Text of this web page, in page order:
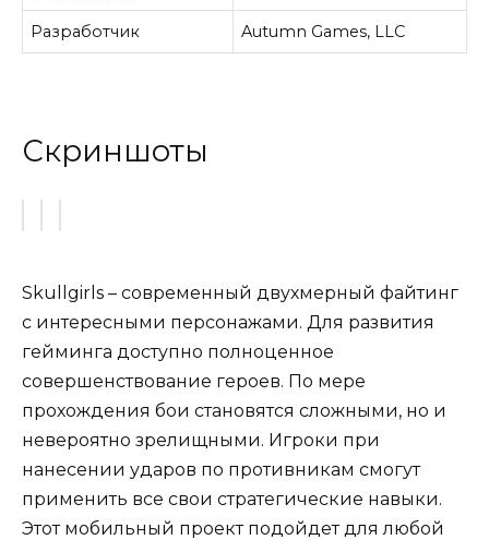
Разработчик Autumn Games, LLC
Скриншоты
Skullgirls – современный двухмерный файтинг
с интересными персонажами. Для развития
гейминга доступно полноценное
совершенствование героев. По мере
прохождения бои становятся сложными, но и
невероятно зрелищными. Игроки при
нанесении ударов по противникам смогут
применить все свои стратегические навыки.
Этот мобильный проект подойдет для любой